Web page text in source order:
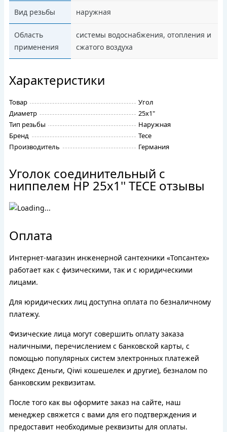
Вид резьбы наружная
Область
применения
системы водоснабжения, отопления и
сжатого воздуха
Характеристики
Товар
Угол
Диаметр
25х1"
Тип резьбы
Наружная
Бренд
Tece
Производитель
Германия
Уголок соединительный с
ниппелем НР 25х1'' TECE отзывы
Оплата
Интернет-магазин инженерной сантехники «Топсантех»
работает как с физическими, так и с юридическими
лицами.
Для юридических лиц доступна оплата по безналичному
платежу.
Физические лица могут совершить оплату заказа
наличными, перечислением с банковской карты, с
помощью популярных систем электронных платежей
(Яндекс Деньги, Qiwi кошешелек и другие), безналом по
банковским реквизитам.
После того как вы оформите заказ на сайте, наш
менеджер свяжется с вами для его подтверждения и
предоставит необходимые реквизиты для оплаты.